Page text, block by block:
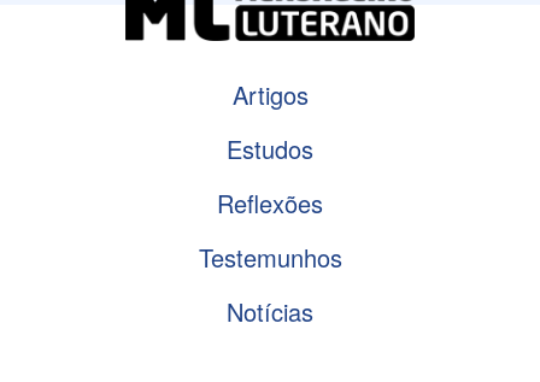
Artigos
Estudos
Reflexões
Testemunhos
Notícias